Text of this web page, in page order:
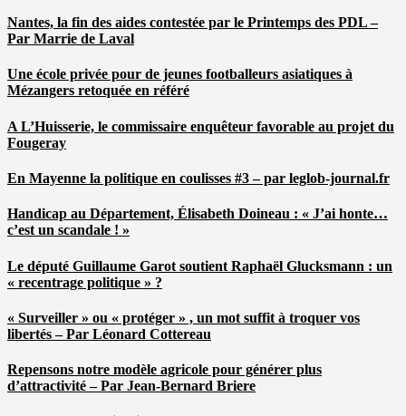
Nantes, la fin des aides contestée par le Printemps des PDL –
Par Marrie de Laval
Une école privée pour de jeunes footballeurs asiatiques à
Mézangers retoquée en référé
A L’Huisserie, le commissaire enquêteur favorable au projet du
Fougeray
En Mayenne la politique en coulisses #3 – par leglob-journal.fr
Handicap au Département, Élisabeth Doineau : « J’ai honte…
c’est un scandale ! »
Le député Guillaume Garot soutient Raphaël Glucksmann : un
« recentrage politique » ?
« Surveiller » ou « protéger » , un mot suffit à troquer vos
libertés – Par Léonard Cottereau
Repensons notre modèle agricole pour générer plus
d’attractivité – Par Jean-Bernard Briere